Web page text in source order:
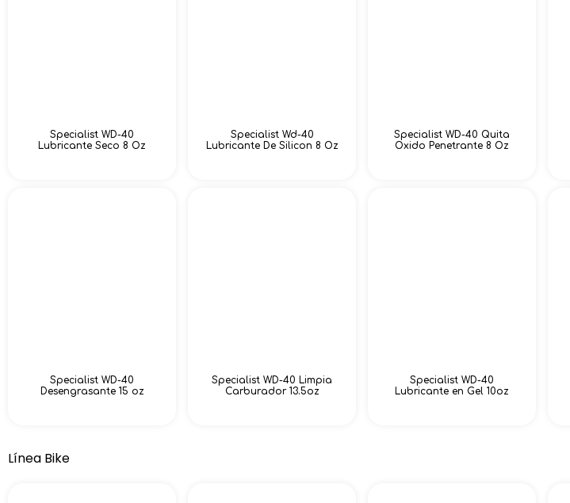
Specialist WD-40
Lubricante Seco 8 Oz
Specialist Wd-40
Lubricante De Silicon 8 Oz
Specialist WD-40 Quita
Oxido Penetrante 8 Oz
Specialist WD-40
Desengrasante 15 oz
Specialist WD-40 Limpia
Carburador 13.5oz
Specialist WD-40
Lubricante en Gel 10oz
Línea Bike